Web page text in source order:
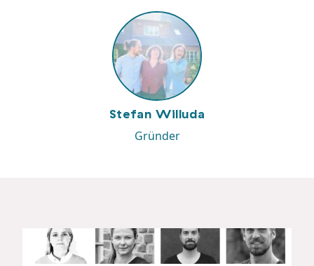
Stefan Willuda
Gründer